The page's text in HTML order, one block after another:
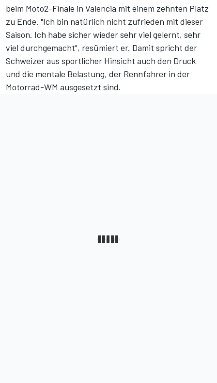
beim Moto2-Finale in Valencia mit einem zehnten Platz
zu Ende. "Ich bin natürlich nicht zufrieden mit dieser
Saison. Ich habe sicher wieder sehr viel gelernt, sehr
viel durchgemacht", resümiert er. Damit spricht der
Schweizer aus sportlicher Hinsicht auch den Druck
und die mentale Belastung, der Rennfahrer in der
Motorrad-WM ausgesetzt sind.